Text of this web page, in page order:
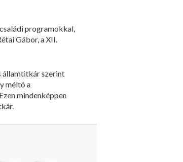
programokkal,
Gábor, a XII.
államtitkár szerint
méltó a
mindenképpen